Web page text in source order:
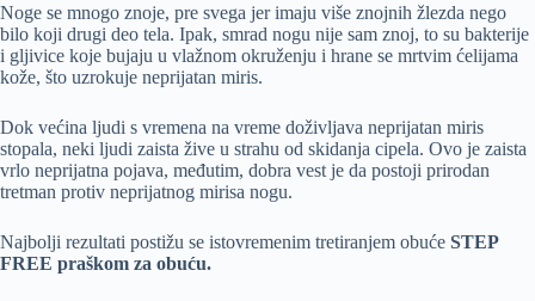
Noge se mnogo znoje, pre svega jer imaju više znojnih žlezda nego
bilo koji drugi deo tela. Ipak, smrad nogu nije sam znoj, to su bakterije
i gljivice koje bujaju u vlažnom okruženju i hrane se mrtvim ćelijama
kože, što uzrokuje neprijatan miris.
Dok većina ljudi s vremena na vreme doživljava neprijatan miris
stopala, neki ljudi zaista žive u strahu od skidanja cipela. Ovo je zaista
vrlo neprijatna pojava, međutim, dobra vest je da postoji prirodan
tretman protiv neprijatnog mirisa nogu.
Najbolji rezultati postižu se istovremenim tretiranjem obuće STEP
FREE praškom za obuću.